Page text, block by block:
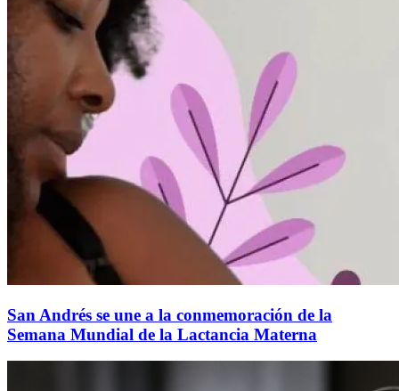
San Andrés se une a la conmemoración de la
Semana Mundial de la Lactancia Materna